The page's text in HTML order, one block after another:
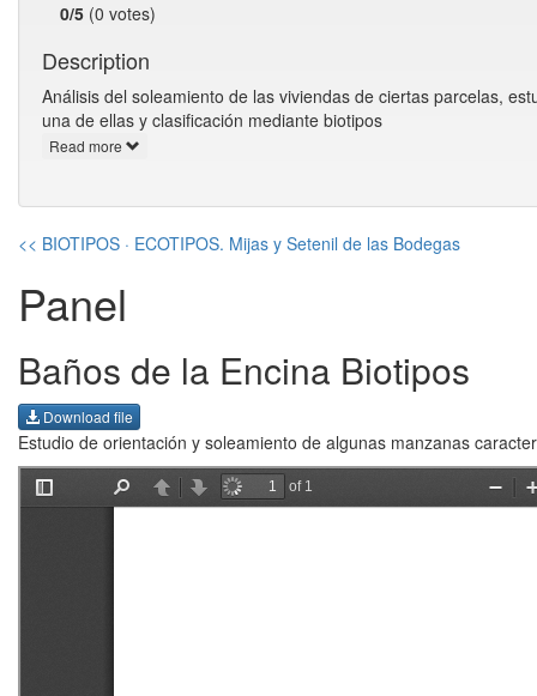
0/5 (0 votes)
Description
Análisis del soleamiento de las viviendas de ciertas parcelas,
una de ellas y clasificación mediante biotipos
Read more
<< BIOTIPOS · ECOTIPOS. Mijas y Setenil de las Bodegas
Panel
Baños de la Encina Biotipos
Download file
Estudio de orientación y soleamiento de algunas manzanas